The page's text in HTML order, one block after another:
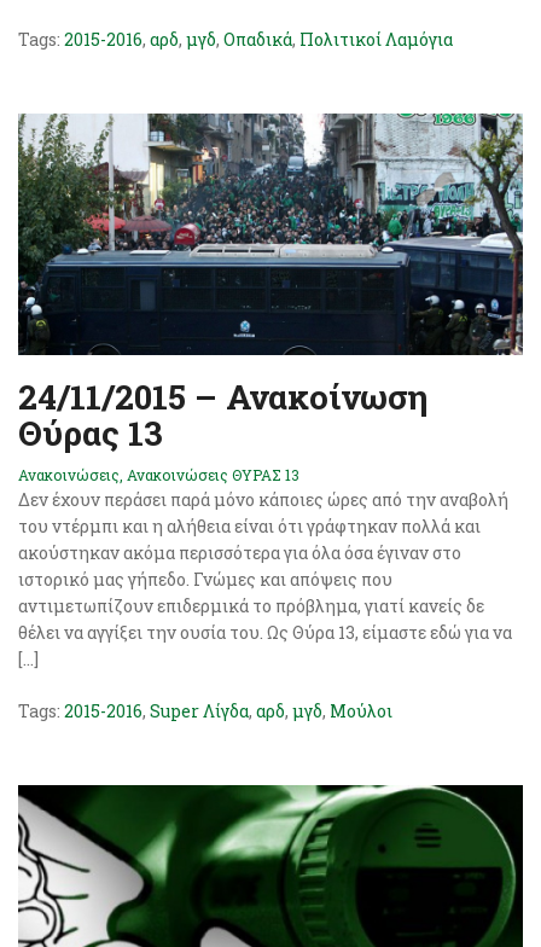
Tags: 2015-2016, αρδ, μγδ, Οπαδικά, Πολιτικοί Λαμόγια
24/11/2015 – Ανακοίνωση
Θύρας 13
Ανακοινώσεις Ανακοινώσεις ΘΥΡΑΣ 13
Δεν έχουν περάσει παρά μόνο κάποιες ώρες από την αναβολή
του ντέρμπι και η αλήθεια είναι ότι γράφτηκαν πολλά και
ακούστηκαν ακόμα περισσότερα για όλα όσα έγιναν στο
ιστορικό μας γήπεδο. Γνώμες και απόψεις που
αντιμετωπίζουν επιδερμικά το πρόβλημα, γιατί κανείς δε
θέλει να αγγίξει την ουσία του. Ως Θύρα 13, είμαστε εδώ για να
[…]
Tags: 2015-2016, Super Λίγδα, αρδ, μγδ, Μούλοι